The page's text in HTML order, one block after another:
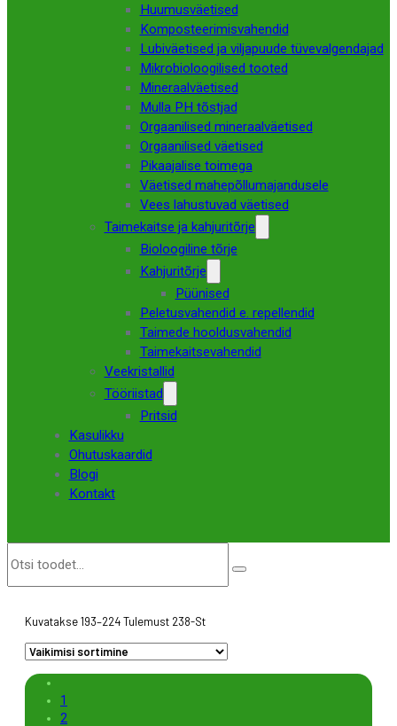
Huumusväetised
Komposteerimisvahendid
Lubiväetised ja viljapuude tüvevalgendajad
Mikrobioloogilised tooted
Mineraalväetised
Mulla PH tõstjad
Orgaanilised mineraalväetised
Orgaanilised väetised
Pikaajalise toimega
Väetised mahepõllumajandusele
Vees lahustuvad väetised
Taimekaitse ja kahjuritõrje
Bioloogiline tõrje
Kahjuritõrje
Püünised
Peletusvahendid e. repellendid
Taimede hooldusvahendid
Taimekaitsevahendid
Veekristallid
Tööriistad
Pritsid
Kasulikku
Ohutuskaardid
Blogi
Kontakt
s
Kuvatakse 193–224 Tulemust 238-St
1
2